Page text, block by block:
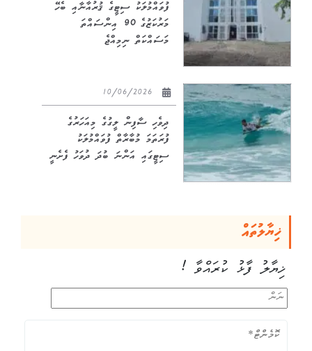
ފުވައްމުލަކު ސިޓީގެ ޤުރުއާނާއި ބެހޭ
މަރުކަޒުގެ 90 އިންސައްތަ
މަސައްކަތް ނިމިއްޖެ
ދިވެހި ސާފިން ލީގުގެ މިއަހަރުގެ
ފުރަތަމަ މުބާރާތް ފުވައްމުލަކު
ސިޓީގައި އަންނަ ބުދަ ދުވަހު ފެށެނީ
ޚިޔާލުތައް
ޚިޔާލު ފާޅު ކުރައްވާ !